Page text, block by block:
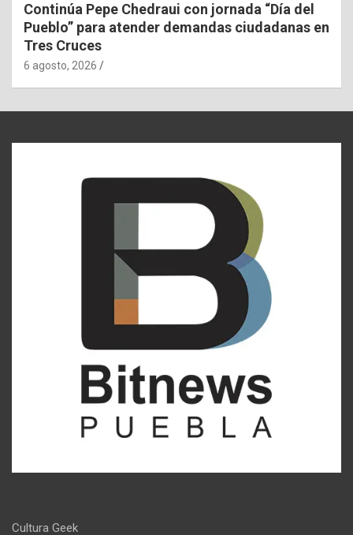
Continúa Pepe Chedraui con jornada “Día del
Pueblo” para atender demandas ciudadanas en
Tres Cruces
6 agosto, 2026
Cultura Geek